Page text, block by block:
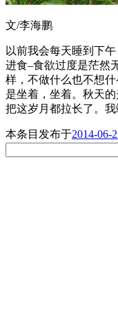
文/李海鹏
以前我会每天睡到下
进食–食欲过度是茫然
样，不做什么也不想
是坐着，坐着。秋天
把这岁月都拉长了。
本条目发布于2014-06-